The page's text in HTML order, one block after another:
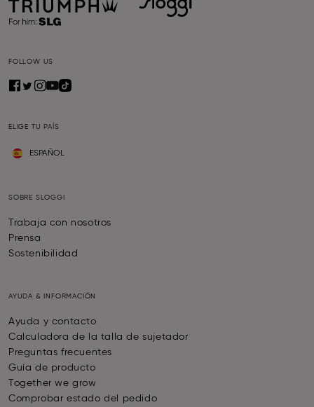
FOLLOW US
ELIGE TU PAÍS
ESPAÑOL
SOBRE SLOGGI
Trabaja con nosotros
Prensa
Sostenibilidad
AYUDA & INFORMACIÓN
Ayuda y contacto
Calculadora de la talla de sujetador
Preguntas frecuentes
Guía de producto
Together we grow
Comprobar estado del pedido